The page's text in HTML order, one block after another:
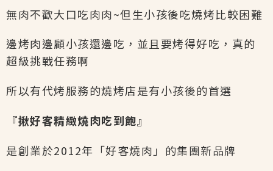
無肉不歡大口吃肉肉~但生小孩後吃燒烤比較困難
邊烤肉邊顧小孩還邊吃，並且要烤得好吃，真的
超級挑戰任務啊
所以有代烤服務的燒烤店是有小孩後的首選
『揪好客精緻燒肉吃到飽』
是創業於2012年「好客燒肉」的集團新品牌